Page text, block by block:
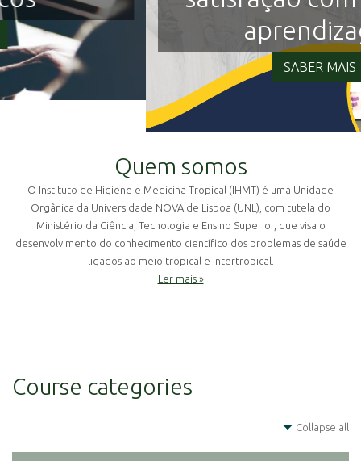
aprendizagem
Quem somos
O Instituto de Higiene e Medicina Tropical (IHMT) é uma Unidade
Orgânica da Universidade NOVA de Lisboa (UNL), com tutela do
Ministério da Ciência, Tecnologia e Ensino Superior, que visa o
desenvolvimento do conhecimento científico dos problemas de saúde
ligados ao meio tropical e intertropical.
Ler mais »
Course categories
Collapse all